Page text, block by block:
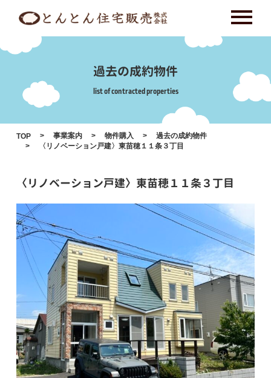
content
過去の成約物件
list of contracted properties
TOP 事業案内 物件購入
過去の成約物件
〈リノベーション戸建〉東苗穂１１条３丁目
〈リノベーション戸建〉東苗穂１１条３丁目